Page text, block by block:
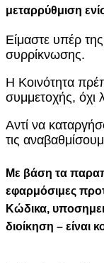
μεταρρύθμιση
Είμαστε υπέρ
συρρίκνωσης.
Η Κοινότητα
συμμετοχής, όχι
Αντί να
τις
Με βάση τα
εφαρμόσιμες
Κώδικα,
διοίκηση –